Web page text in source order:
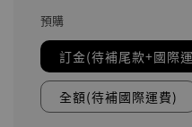
預購
訂金(待補尾款+國際
全額(待補國際運費)